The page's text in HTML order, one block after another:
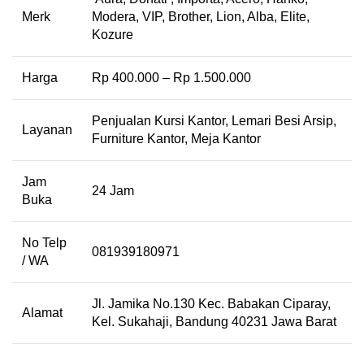
Merk
Modera, VIP, Brother, Lion, Alba, Elite,
Kozure
Harga Rp 400.000 – Rp 1.500.000
Layanan
Penjualan Kursi Kantor, Lemari Besi Arsip,
Furniture Kantor, Meja Kantor
Jam
Buka
24 Jam
No Telp
/ WA
081939180971
Alamat
Jl. Jamika No.130 Kec. Babakan Ciparay,
Kel. Sukahaji, Bandung 40231 Jawa Barat